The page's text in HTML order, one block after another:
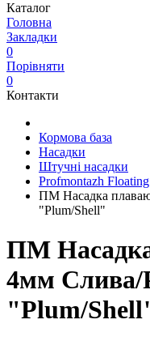
Каталог
Головна
Закладки
0
Порівняти
0
Контакти
Кормова база
Насадки
Штучні насадки
Profmontazh
ПМ Насадка
"Plum/Shell"
ПМ
4мм
"Plum/